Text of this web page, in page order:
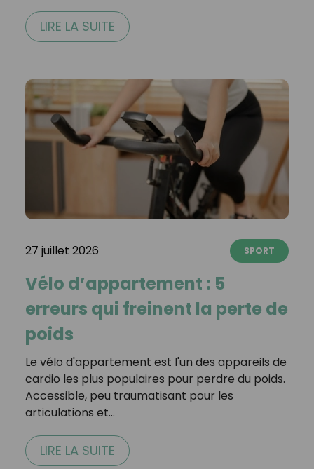
LIRE LA SUITE
27 juillet 2026 SPORT
Vélo d’appartement : 5
erreurs qui freinent la perte de
poids
Le vélo d'appartement est l'un des appareils de
cardio les plus populaires pour perdre du poids.
Accessible, peu traumatisant pour les
articulations et…
LIRE LA SUITE